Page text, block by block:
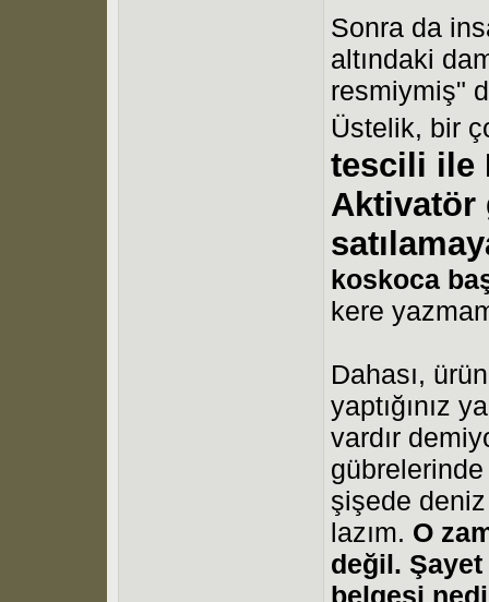
Sonra da
altındaki
resmiymiş"
Üstelik, bir
tescili ile
Aktivatör
koskoca
kere
Dahası,
yaptığınız
vardır
şişede
lazım. O
değil.
belgesi